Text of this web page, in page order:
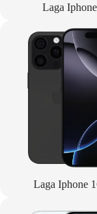
Laga
Laga Iphone